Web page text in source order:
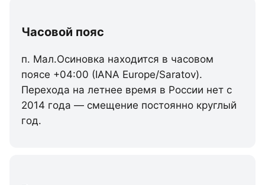
Часовой пояс
п. Мал.Осиновка находится в часовом
поясе +04:00 (IANA Europe/Saratov).
Перехода на летнее время в России нет с
2014 года — смещение постоянно круглый
год.